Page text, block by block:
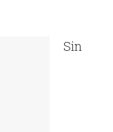
Sin